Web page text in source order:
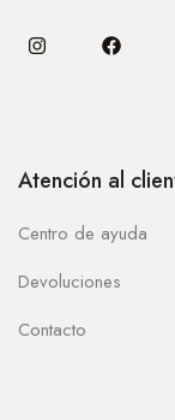
Atención al
Centro de ayuda
Devoluciones
Contacto